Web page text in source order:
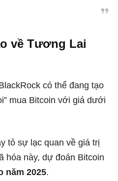
về Tương Lai
có thể đang tạo
mua Bitcoin với giá dưới
tỏ sự lạc quan về giá trị
hóa này, dự đoán Bitcoin
năm 2025.